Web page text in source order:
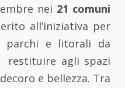
nei 21 comuni
all’iniziativa per
parchi e litorali da
agli spazi
e bellezza. Tra